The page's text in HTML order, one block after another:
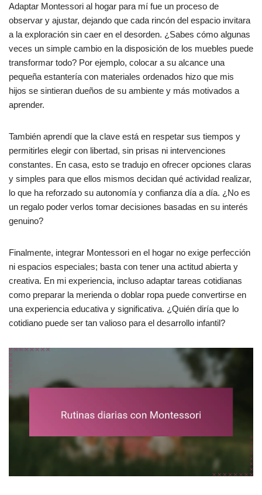
Adaptar Montessori al hogar para mí fue un proceso de
observar y ajustar, dejando que cada rincón del espacio invitara
a la exploración sin caer en el desorden. ¿Sabes cómo algunas
veces un simple cambio en la disposición de los muebles puede
transformar todo? Por ejemplo, colocar a su alcance una
pequeña estantería con materiales ordenados hizo que mis
hijos se sintieran dueños de su ambiente y más motivados a
aprender.
También aprendí que la clave está en respetar sus tiempos y
permitirles elegir con libertad, sin prisas ni intervenciones
constantes. En casa, esto se tradujo en ofrecer opciones claras
y simples para que ellos mismos decidan qué actividad realizar,
lo que ha reforzado su autonomía y confianza día a día. ¿No es
un regalo poder verlos tomar decisiones basadas en su interés
genuino?
Finalmente, integrar Montessori en el hogar no exige perfección
ni espacios especiales; basta con tener una actitud abierta y
creativa. En mi experiencia, incluso adaptar tareas cotidianas
como preparar la merienda o doblar ropa puede convertirse en
una experiencia educativa y significativa. ¿Quién diría que lo
cotidiano puede ser tan valioso para el desarrollo infantil?